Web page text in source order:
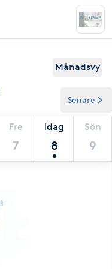
Månadsvy
Fre
7
Idag
8
Sön
9
Senare